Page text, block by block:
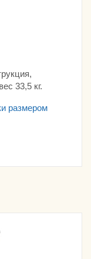
33,5 кг.
размером